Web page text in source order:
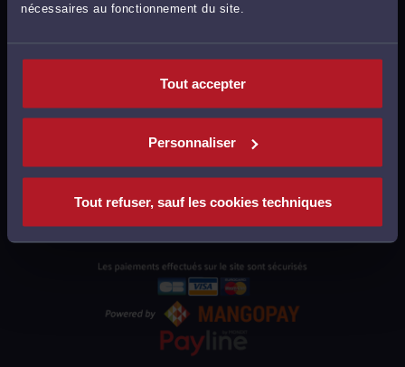
nécessaires au fonctionnement du site.
Tout accepter
Personnaliser
Tout refuser, sauf les cookies techniques
MENTIONS LÉGALES
POLITIQUE DE CONFIDENTIALITÉ
POLITIQUE DES COOKIES
CGU AVOCATS
CGUV UTILISATEURS
PLAN DU SITE